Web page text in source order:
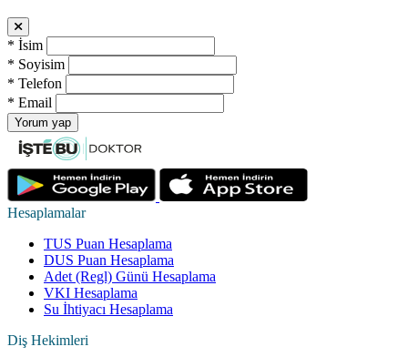
* İsim
* Soyisim
* Telefon
* Email
Yorum yap
Hesaplamalar
TUS Puan Hesaplama
DUS Puan Hesaplama
Adet (Regl) Günü Hesaplama
VKI Hesaplama
Su İhtiyacı Hesaplama
Diş Hekimleri